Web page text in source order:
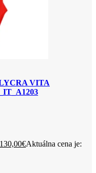
VITA
130,00€Aktuálna cena je: